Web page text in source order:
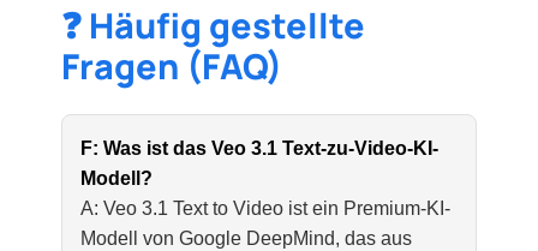
❓ Häufig gestellte
Fragen (FAQ)
F: Was ist das Veo 3.1 Text-zu-Video-KI-
Modell?
A: Veo 3.1 Text to Video ist ein Premium-KI-
Modell von Google DeepMind, das aus